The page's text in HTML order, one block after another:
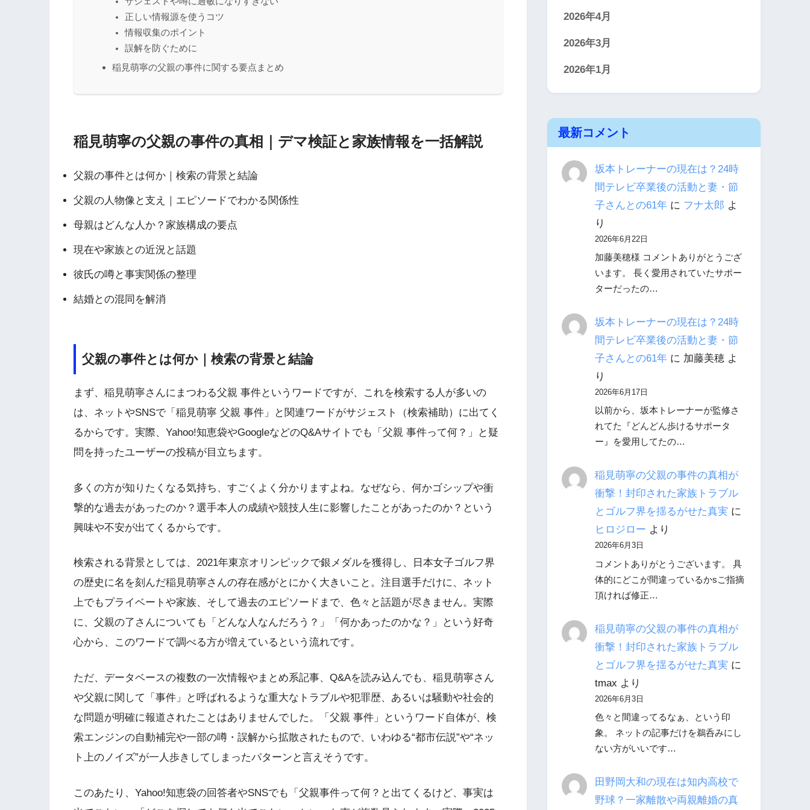
正しい情報源を使うコツ
情報収集のポイント
誤解を防ぐために
稲見萌寧の父親の事件に関する要点まとめ
稲見萌寧の父親の事件の真相｜デマ検証と家族情報を一括解説
父親の事件とは何か｜検索の背景と結論
父親の人物像と支え｜エピソードでわかる関係性
母親はどんな人か？家族構成の要点
現在や家族との近況と話題
彼氏の噂と事実関係の整理
結婚との混同を解消
父親の事件とは何か｜検索の背景と結論
まず、稲見萌寧さんにまつわる父親 事件というワードですが、これを検索する人が多いの
は、ネットやSNSで「稲見萌寧 父親 事件」と関連ワードがサジェスト（検索補助）に出てく
るからです。実際、Yahoo!知恵袋やGoogleなどのQ&Aサイトでも「父親 事件って何？」と疑
問を持ったユーザーの投稿が目立ちます。
多くの方が知りたくなる気持ち、すごくよく分かりますよね。なぜなら、何かゴシップや衝
撃的な過去があったのか？選手本人の成績や競技人生に影響したことがあったのか？という
興味や不安が出てくるからです。
検索される背景としては、2021年東京オリンピックで銀メダルを獲得し、日本女子ゴルフ界
の歴史に名を刻んだ稲見萌寧さんの存在感がとにかく大きいこと。注目選手だけに、ネット
上でもプライベートや家族、そして過去のエピソードまで、色々と話題が尽きません。実際
に、父親の了さんについても「どんな人なんだろう？」「何かあったのかな？」という好奇
心から、このワードで調べる方が増えているという流れです。
ただ、データベースの複数の一次情報やまとめ系記事、Q&Aを読み込んでも、稲見萌寧さん
や父親に関して「事件」と呼ばれるような重大なトラブルや犯罪歴、あるいは騒動や社会的
な問題が明確に報道されたことはありませんでした。「父親 事件」というワード自体が、検
索エンジンの自動補完や一部の噂・誤解から拡散されたもので、いわゆる“都市伝説”や“ネッ
ト上のノイズ”が一人歩きしてしまったパターンと言えそうです。
このあたり、Yahoo!知恵袋の回答者やSNSでも「父親事件って何？と出てくるけど、事実は
2026年4月
2026年3月
2026年1月
最新コメント
坂本トレーナーの現在は？24時
間テレビ卒業後の活動と妻・節
子さんとの61年に フナ太郎 よ
り
2026年6月22日
加藤美穂様 コメントありがとうござ
います。 長く愛用されていたサポー
ターだったの…
坂本トレーナーの現在は？24時
間テレビ卒業後の活動と妻・節
子さんとの61年に 加藤美穂よ
り
2026年6月17日
以前から、坂本トレーナーが監修さ
れてた『どんどん歩けるサポータ
ー』を愛用してたの…
稲見萌寧の父親の事件の真相が
衝撃！封印された家族トラブル
とゴルフ界を揺るがせた真実 に
ヒロジロー より
2026年6月3日
コメントありがとうございます。 具
体的にどこが間違っているかsご指摘
頂ければ修正…
稲見萌寧の父親の事件の真相が
衝撃！封印された家族トラブル
とゴルフ界を揺るがせた真実 に
tmax より
2026年6月3日
色々と間違ってるなぁ、という印
象。 ネットの記事だけを鵜呑みにし
ない方がいいです…
田野岡大和の現在は知内高校で
野球？一家離散や両親離婚の真